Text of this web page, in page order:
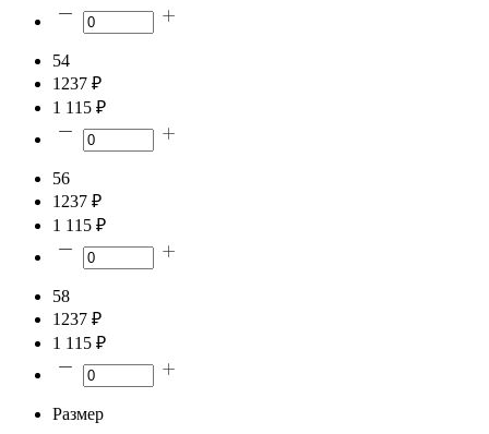
54
1237 ₽
1 115 ₽
56
1237 ₽
1 115 ₽
58
1237 ₽
1 115 ₽
Размер